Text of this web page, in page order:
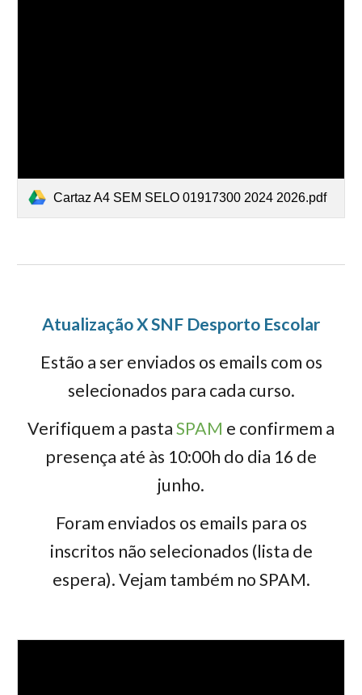
Cartaz A4 SEM SELO 01917300 2024 2026.pdf
Atualização X SNF Desporto Escolar
Estão a ser enviados os emails com os
selecionados para cada curso.
Verifiquem a pastaSPAM e confirmem a
presença até às 10:00h do dia 16 de
junho.
Foram enviados os emails para os
inscritos não selecionados (lista de
espera). Vejam também no SPAM.